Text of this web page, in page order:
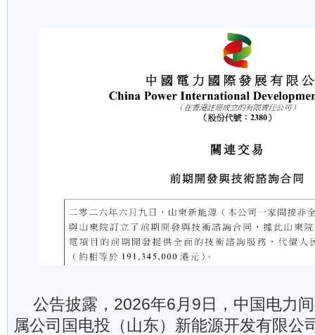
公告披露，2026年6月9日，中国电力
属公司国电投（山东）新能源开发有限公